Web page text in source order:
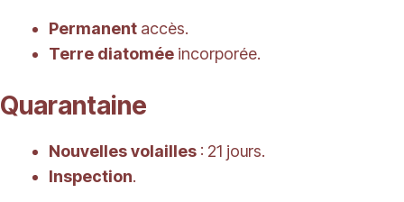
Permanent accès.
Terre diatomée incorporée.
Quarantaine
Nouvelles volailles : 21 jours.
Inspection.